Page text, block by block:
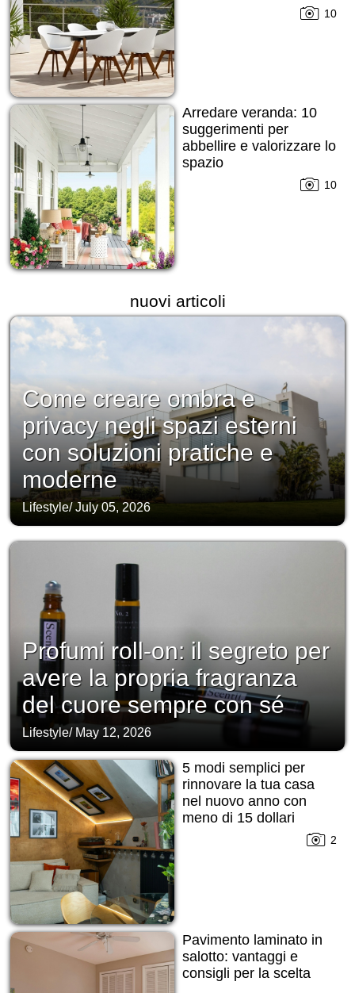
10
Arredare veranda: 10
suggerimenti per
abbellire e valorizzare lo
spazio
10
nuovi articoli
Come creare ombra e
privacy negli spazi esterni
con soluzioni pratiche e
moderne
Lifestyle/July 05, 2026
Profumi roll-on: il segreto per
avere la propria fragranza
del cuore sempre con sé
Lifestyle/ May 12, 2026
5 modi semplici per
rinnovare la tua casa
nel nuovo anno con
meno di 15 dollari
2
Pavimento laminato in
salotto: vantaggi e
consigli per la scelta